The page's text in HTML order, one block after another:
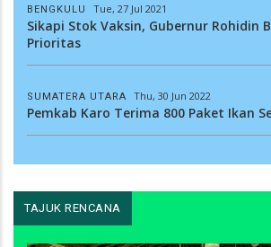
BENGKULU Tue, 27 Jul 2021
Sikapi Stok Vaksin, Gubernur Rohidin
Prioritas
SUMATERA UTARA Thu, 30 Jun 2022
Pemkab Karo Terima 800 Paket Ikan
TAJUK RENCANA